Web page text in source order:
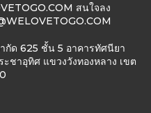
สนใจลง
กัด 625 ชั้น 5 อาคารทัศนียา
ชาอุทิศ แขวงวังทองหลาง เขต